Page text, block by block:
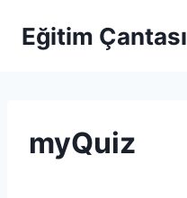
Eğitim Çantası
myQuiz